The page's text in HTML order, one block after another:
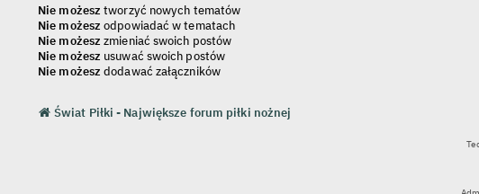
Nie możesz tworzyć nowych tematów
Nie możesz odpowiadać w tematach
Nie możesz zmieniać swoich postów
Nie możesz usuwać swoich postów
Nie możesz dodawać załączników
Świat Piłki - Największe forum piłki nożnej